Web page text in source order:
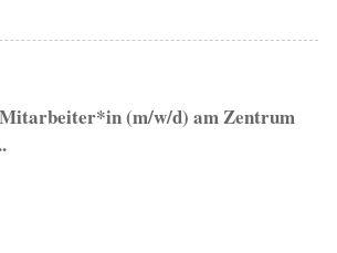
(m/w/d) am Zentrum